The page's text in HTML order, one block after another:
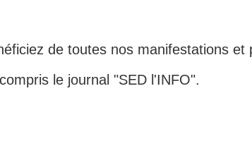
de toutes nos manifestations et
le journal "SED l'INFO".